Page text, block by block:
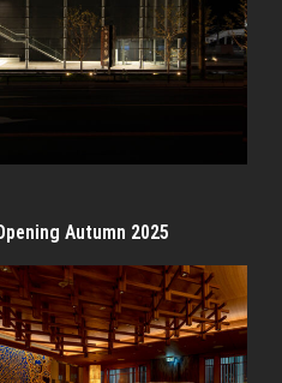
Autumn 2025